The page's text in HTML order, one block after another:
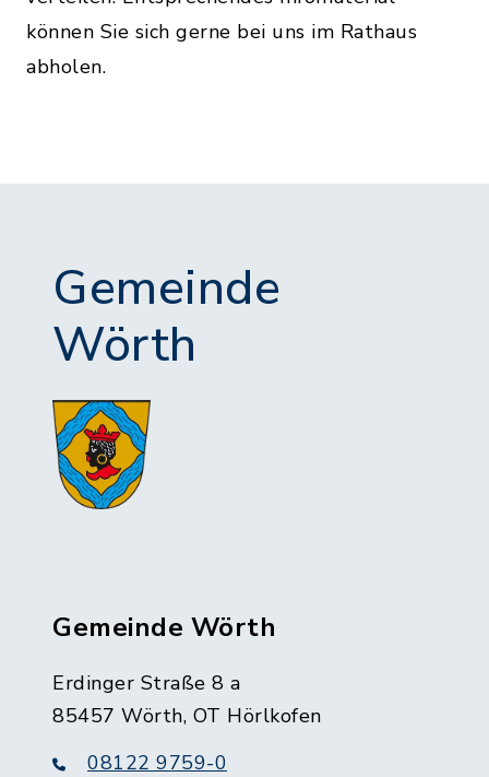
können Sie sich gerne bei uns im Rathaus
abholen.
Gemeinde
Wörth
Gemeinde Wörth
Erdinger Straße 8 a
85457 Wörth, OT Hörlkofen
08122 9759-0